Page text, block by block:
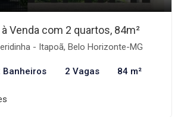
Venda com 2 quartos, 84m²
- Itapoã, Belo Horizonte-MG
Banheiros 2 Vagas 84 m²